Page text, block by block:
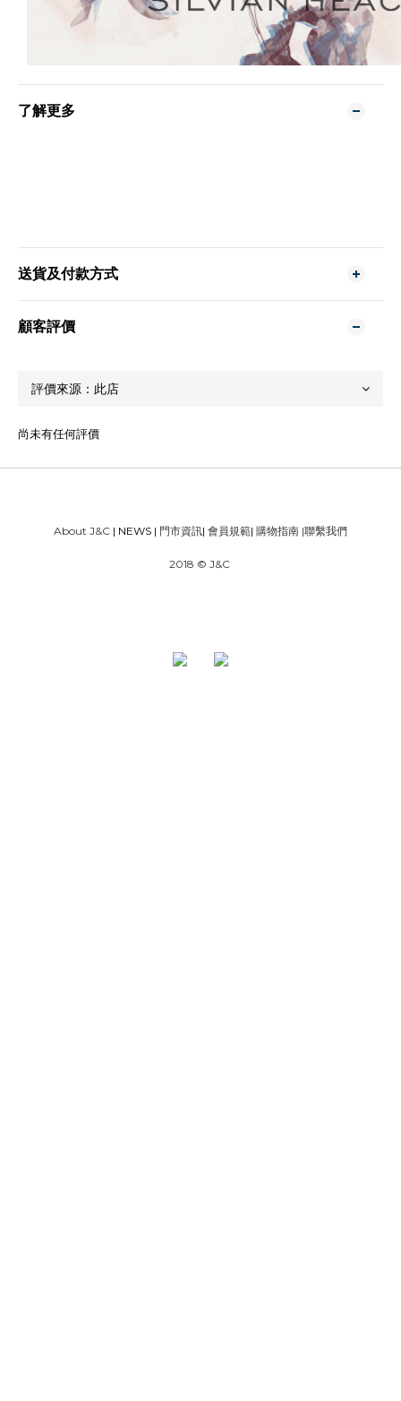
了解更多
送貨及付款方式
顧客評價
尚未有任何評價
About J&C | NEWS | 門市資訊| 會員規範| 購物指南 |聯繫我們
2018 © J&C